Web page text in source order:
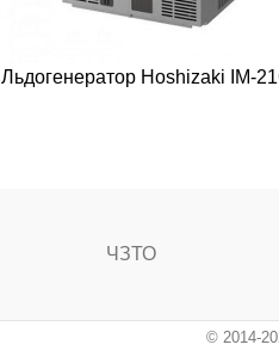
Льдогенератор Hoshizaki IM-
ЧЗТО
© 2014-